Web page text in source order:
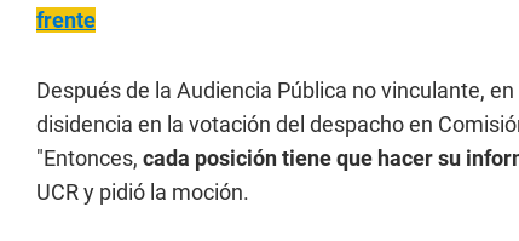
frente
Después de la Audiencia Pública no vinculante,
disidencia en la votación del despacho en
"Entonces, cada posición tiene que hacer su
UCR y pidió la moción.